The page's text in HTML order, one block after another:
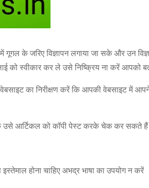
के जरिए विज्ञापन लगाया जा सके और उन
स्वीकार कर ले उसे निष्क्रिय ना करें आपको
का निरीक्षण करें कि आपकी वेबसाइट में आपने
उसे आर्टिकल को कॉपी पेस्ट करके चेक कर सकते हैं
होना चाहिए अभद्र भाषा का उपयोग न करें